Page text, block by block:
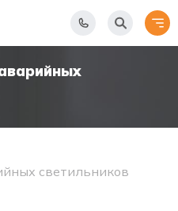
светильников